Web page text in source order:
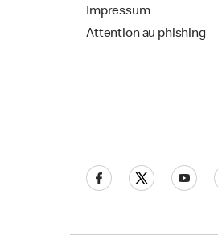
Impressum
Attention au phishing